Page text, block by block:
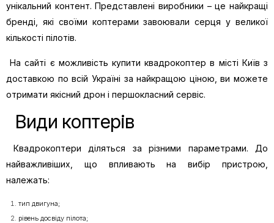
унікальний контент. Представлені виробники – це найкращі
бренді, які своїми коптерами завоювали серця у великої
кількості пілотів.
На сайті є можливість купити квадрокоптер в місті Київ з
доставкою по всій Україні за найкращою ціною, ви можете
отримати якісний дрон і першокласний сервіс.
Види коптерів
Квадрокоптери діляться за різними параметрами. До
найважливіших, що впливають на вибір пристрою,
належать:
тип двигуна;
рівень досвіду пілота;